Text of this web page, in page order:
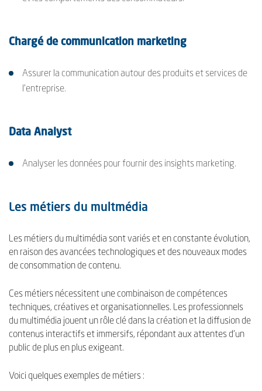
Chargé de communication marketing
Assurer la communication autour des produits et services de
l'entreprise.
Data Analyst
Analyser les données pour fournir des insights marketing.
Les métiers du multmédia
Les métiers du multimédia sont variés et en constante évolution,
en raison des avancées technologiques et des nouveaux modes
de consommation de contenu.
Ces métiers nécessitent une combinaison de compétences
techniques, créatives et organisationnelles. Les professionnels
du multimédia jouent un rôle clé dans la création et la diffusion de
contenus interactifs et immersifs, répondant aux attentes d'un
public de plus en plus exigeant.
Voici quelques exemples de métiers :